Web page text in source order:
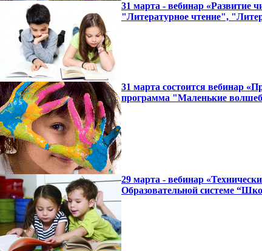
31 марта - вебинар «Развитие
"Литературное чтение",
31 марта состоится вебинар
программа "Маленькие
29 марта - вебинар
Образовательной системе